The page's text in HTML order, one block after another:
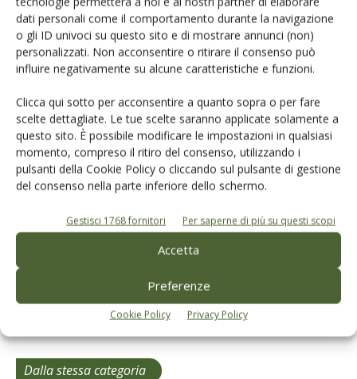
dati personali come il comportamento durante la navigazione
o gli ID univoci su questo sito e di mostrare annunci (non)
personalizzati. Non acconsentire o ritirare il consenso può
influire negativamente su alcune caratteristiche e funzioni.
Clicca qui sotto per acconsentire a quanto sopra o per fare
scelte dettagliate. Le tue scelte saranno applicate solamente a
questo sito. È possibile modificare le impostazioni in qualsiasi
momento, compreso il ritiro del consenso, utilizzando i
pulsanti della Cookie Policy o cliccando sul pulsante di gestione
del consenso nella parte inferiore dello schermo.
Gestisci 1768 fornitori Per saperne di più su questi scopi
Accetta
Preferenze
Cookie Policy Privacy Policy
prodotto!
Cerca adesso
L'Esperto risponde
I consigli di Terra e Vita agli agricoltori
Cerca adesso
Dalla stessa categoria